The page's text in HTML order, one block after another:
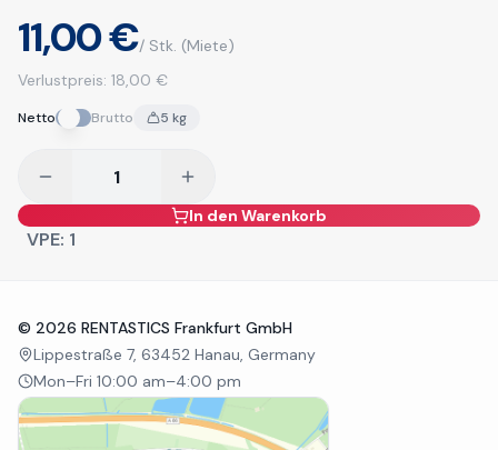
11,00 €/ Stk. (Miete)
Verlustpreis: 18,00 €
Netto Brutto 5 kg
In den Warenkorb
VPE: 1
© 2026 RENTASTICS Frankfurt GmbH
Lippestraße 7, 63452 Hanau, Germany
Mon–Fri 10:00 am–4:00 pm